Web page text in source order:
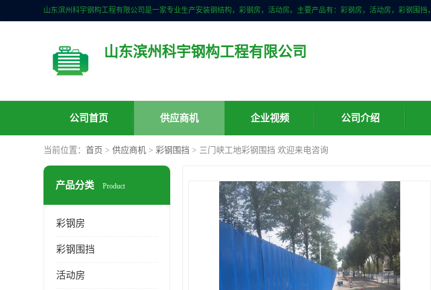
山东滨州科宇钢构工程有限公司
公司首页 供应商机 企业视频 公司介绍
当前位置： 首页 > 供应商机 > 彩钢围挡 > 三门峡工地彩钢围挡 欢迎来电咨询
产品分类 Product
彩钢房
彩钢围挡
活动房